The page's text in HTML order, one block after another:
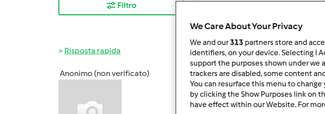
Filtro
Risposta rapida
Anonimo (non verificato)
Dom, 02/03/2019 - 19:49
Ho provato a cuocere la stessa
We Care About Your Privacy
We and our313 partners store and
identifiers, on your device. Selecting I
support the purposes shown under we
trackers are disabled, some content
You can resurface this menu to
by clicking the Show Purposes link on
have effect within our Website. For